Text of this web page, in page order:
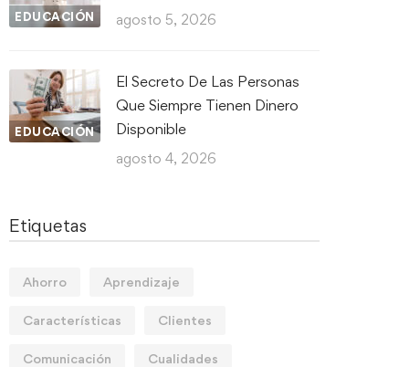
EDUCACIÓN agosto 5, 2026
EDUCACIÓN
El Secreto De Las Personas
Que Siempre Tienen Dinero
Disponible
agosto 4, 2026
Etiquetas
Ahorro Aprendizaje
Características Clientes
Comunicación Cualidades